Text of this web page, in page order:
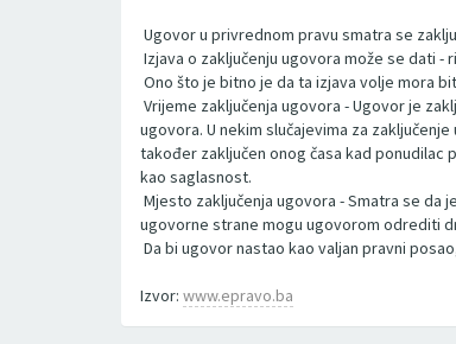
Ugovor u privrednom pravu smatra se
Izjava o zaključenju ugovora može se dati -
Ono što je bitno je da ta izjava volje mora
Vrijeme zaključenja ugovora - Ugovor je
ugovora. U nekim slučajevima za
također zaključen onog časa kad ponudilac
kao saglasnost.
Mjesto zaključenja ugovora - Smatra se
ugovorne strane mogu ugovorom odrediti
Da bi ugovor nastao kao valjan pravni
Izvor: www.epravo.ba